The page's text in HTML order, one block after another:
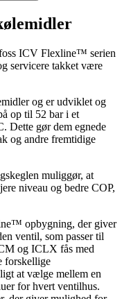
ICV Flexline™ serien
servicere takket være
og er udviklet og
op til 52 bar i et
Dette gør dem egnede
og andre fremtidige
muliggør, at
niveau og bedre COP,
opbygning, der giver
ventil, som passer til
og ICLX fås med
forskellige
at vælge mellem en
for hvert ventilhus.